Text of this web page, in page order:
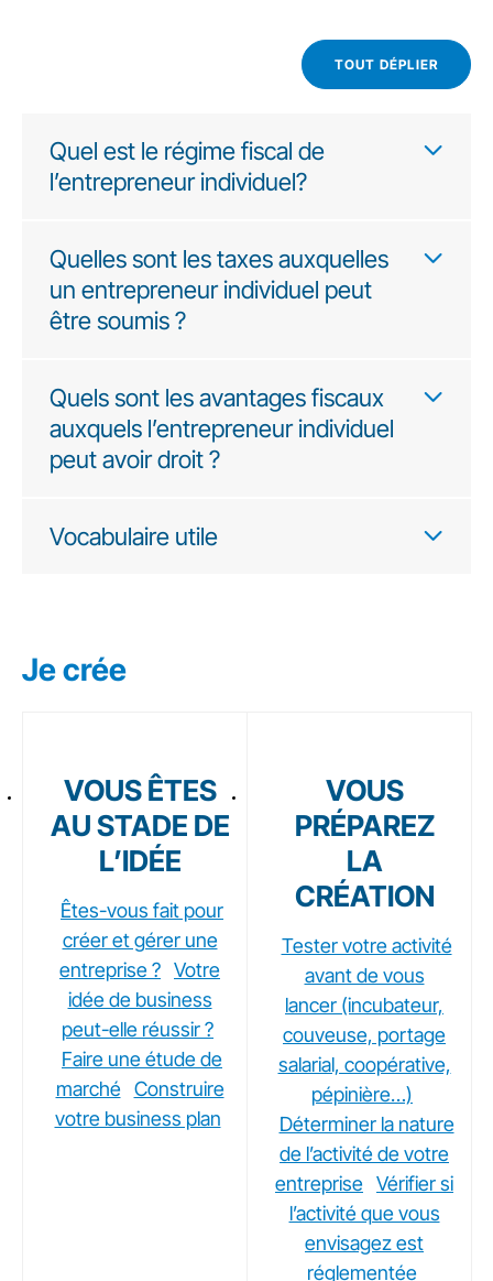
TOUT DÉPLIER
Quel est le régime fiscal de
l’entrepreneur individuel?
Quelles sont les taxes auxquelles
un entrepreneur individuel peut
être soumis ?
Quels sont les avantages fiscaux
auxquels l’entrepreneur individuel
peut avoir droit ?
Vocabulaire utile
Je crée
VOUS ÊTES
AU STADE DE
L’IDÉE
Êtes-vous fait pour
créer et gérer une
entreprise ? Votre
idée de business
peut-elle réussir ?
Faire une étude de
marché Construire
votre business plan
VOUS
PRÉPAREZ
LA
CRÉATION
Tester votre activité
avant de vous
lancer (incubateur,
couveuse, portage
salarial, coopérative,
pépinière…)
Déterminer la nature
de l’activité de votre
entreprise Vérifier si
l’activité que vous
envisagez est
réglementée